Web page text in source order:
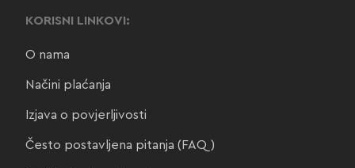
KORISNI LINKOVI:
O nama
Načini plaćanja
Izjava o povjerljivosti
Često postavljena pitanja (FAQ)